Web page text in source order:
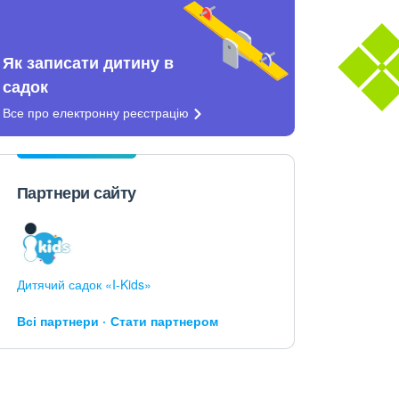
Як записати дитину в
садок
Все про електронну реєстрацію
Партнери сайту
Дитячий садок «I-Kids»
Всі партнери Стати партнером